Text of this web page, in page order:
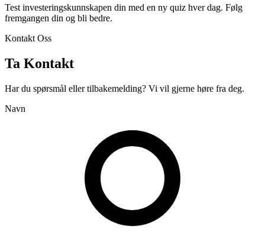
Test investeringskunnskapen din med en ny quiz hver dag. Følg
fremgangen din og bli bedre.
Kontakt Oss
Ta Kontakt
Har du spørsmål eller tilbakemelding? Vi vil gjerne høre fra deg.
Navn